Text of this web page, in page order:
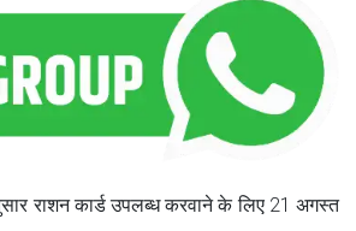
राशन कार्ड उपलब्ध करवाने के लिए 21 अगस्त